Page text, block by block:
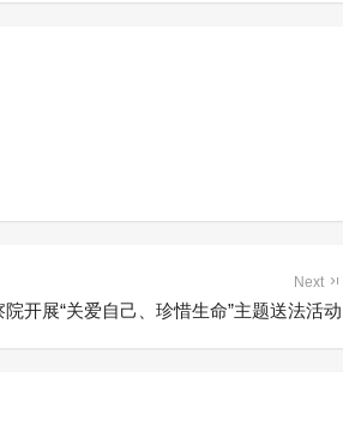
Next
院开展“关爱自己、珍惜生命”主题送法活动